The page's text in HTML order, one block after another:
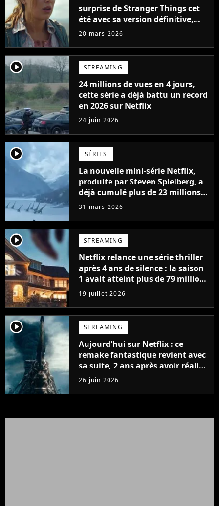
surprise de Stranger Things cet
été avec sa version définitive,
une décision historique
20 mars 2026
player2 STREAMING
24 millions de vues en 4 jours,
cette série a déjà battu un record
en 2026 sur Netflix
24 juin 2026
player2 SÉRIES
La nouvelle mini-série Netflix,
produite par Steven Spielberg, a
déjà cumulé plus de 23 millions
de vues
31 mars 2026
player2 STREAMING
Netflix relance une série thriller
après 4 ans de silence : la saison
1 avait atteint plus de 79 millions
de vues
19 juillet 2026
player2 STREAMING
Aujourd'hui sur Netflix : ce
remake fantastique revient avec
sa suite, 2 ans après avoir réalisé
60 millions de vues et régné 6
semaines dans le Top 10
26 juin 2026